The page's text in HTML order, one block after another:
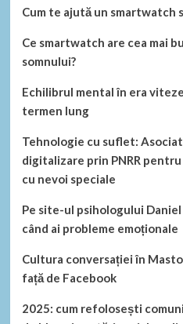
Cum te ajută un smartwatch
Ce smartwatch are cea mai
somnului?
Echilibrul mental în era
termen lung
Tehnologie cu suflet:
digitalizare prin PNRR
cu nevoi speciale
Pe site-ul psihologului
când ai probleme emoționale
Cultura conversației în
față de Facebook
2025: cum refolosești